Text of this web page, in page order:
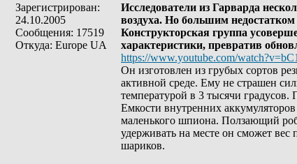
Зарегистрирован:
24.10.2005
Сообщения: 17519
Откуда: Europe UA
Исследователи из Гарварда
воздуха. Но большим
Конструкторская группа
характеристики, превратив
https://www.youtube.com/
Он изготовлен из грубых сортов
активной среде. Ему не страшен
температурой в 3 тысячи
Емкости внутренних
маленького шпиона. Ползающий
удерживать на месте он сможет
шариков.